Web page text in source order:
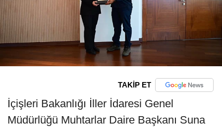
TAKİP ET
İçişleri Bakanlığı İller İdaresi Genel
Müdürlüğü Muhtarlar Daire Başkanı Suna